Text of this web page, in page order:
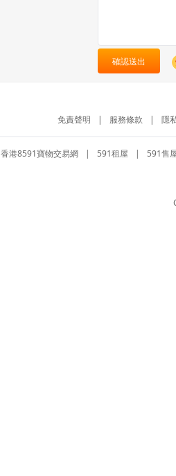
確認送出
免責聲明 | 服務條款 | 隱
香港8591寶物交易網 | 591租屋 | 591售